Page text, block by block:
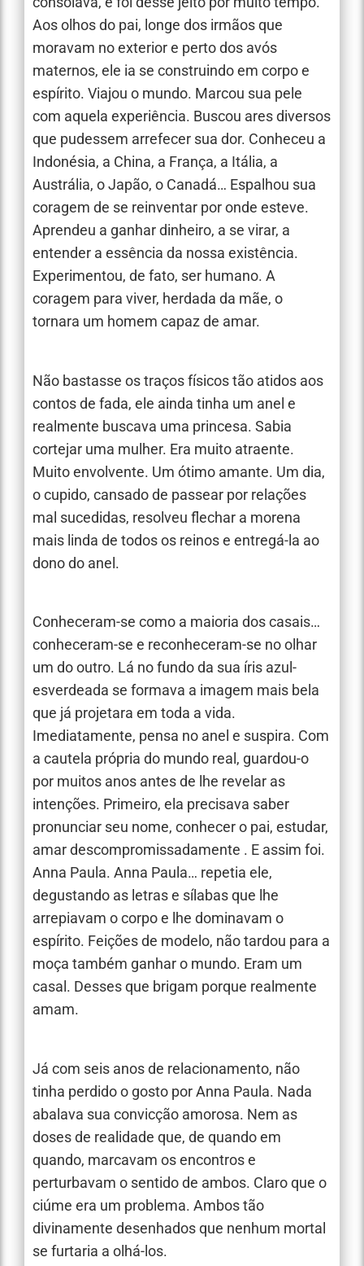
Aos olhos do pai, longe dos irmãos que
moravam no exterior e perto dos avós
maternos, ele ia se construindo em corpo e
espírito. Viajou o mundo. Marcou sua pele
com aquela experiência. Buscou ares diversos
que pudessem arrefecer sua dor. Conheceu a
Indonésia, a China, a França, a Itália, a
Austrália, o Japão, o Canadá… Espalhou sua
coragem de se reinventar por onde esteve.
Aprendeu a ganhar dinheiro, a se virar, a
entender a essência da nossa existência.
Experimentou, de fato, ser humano. A
coragem para viver, herdada da mãe, o
tornara um homem capaz de amar.
Não bastasse os traços físicos tão atidos aos
contos de fada, ele ainda tinha um anel e
realmente buscava uma princesa. Sabia
cortejar uma mulher. Era muito atraente.
Muito envolvente. Um ótimo amante. Um dia,
o cupido, cansado de passear por relações
mal sucedidas, resolveu flechar a morena
mais linda de todos os reinos e entregá-la ao
dono do anel.
Conheceram-se como a maioria dos casais…
conheceram-se e reconheceram-se no olhar
um do outro. Lá no fundo da sua íris azul-
esverdeada se formava a imagem mais bela
que já projetara em toda a vida.
Imediatamente, pensa no anel e suspira. Com
a cautela própria do mundo real, guardou-o
por muitos anos antes de lhe revelar as
intenções. Primeiro, ela precisava saber
pronunciar seu nome, conhecer o pai, estudar,
amar descompromissadamente . E assim foi.
Anna Paula. Anna Paula… repetia ele,
degustando as letras e sílabas que lhe
arrepiavam o corpo e lhe dominavam o
espírito. Feições de modelo, não tardou para a
moça também ganhar o mundo. Eram um
casal. Desses que brigam porque realmente
amam.
Já com seis anos de relacionamento, não
tinha perdido o gosto por Anna Paula. Nada
abalava sua convicção amorosa. Nem as
doses de realidade que, de quando em
quando, marcavam os encontros e
perturbavam o sentido de ambos. Claro que o
ciúme era um problema. Ambos tão
divinamente desenhados que nenhum mortal
se furtaria a olhá-los.